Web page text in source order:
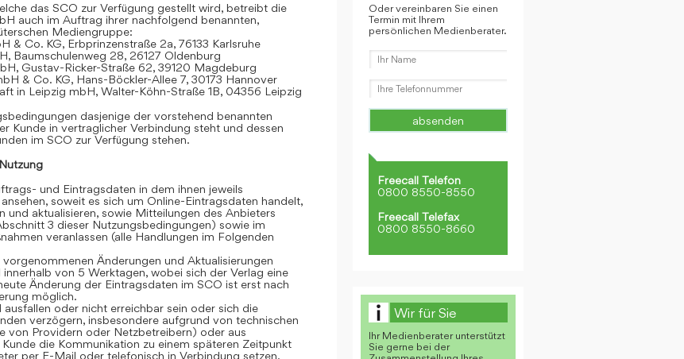
das SCO zur Verfügung gestellt wird, betreibt die
auch im Auftrag ihrer nachfolgend benannten,
Mediengruppe:
& Co. KG, Erbprinzenstraße 2a, 76133 Karlsruhe
Baumschulenweg 28, 26127 Oldenburg
Gustav-Ricker-Straße 62, 39120 Magdeburg
& Co. KG, Hans-Böckler-Allee 7, 30173 Hannover
in Leipzig mbH, Walter-Köhn-Straße 1B, 04356 Leipzig
dasjenige der vorstehend benannten
Kunde in vertraglicher Verbindung steht und dessen
im SCO zur Verfügung stehen.
und Eintragsdaten in dem ihnen jeweils
soweit es sich um Online-Eintragsdaten handelt,
und aktualisieren, sowie Mitteilungen des Anbieters
3 dieser Nutzungsbedingungen) sowie im
veranlassen (alle Handlungen im Folgenden
Änderungen und Aktualisierungen
von 5 Werktagen, wobei sich der Verlag eine
Änderung der Eintragsdaten im SCO ist erst nach
möglich.
oder nicht erreichbar sein oder sich die
verzögern, insbesondere aufgrund von technischen
von Providern oder Netzbetreibern) oder aus
die Kommunikation zu einem späteren Zeitpunkt
per E-Mail oder telefonisch in Verbindung setzen.
Oder vereinbaren Sie einen
Termin mit Ihrem
persönlichen Medienberater.
Freecall Telefon
0800 8550-8550
Freecall Telefax
0800 8550-8660
Wir für Sie
Ihr Medienberater unterstützt
Sie gerne bei der